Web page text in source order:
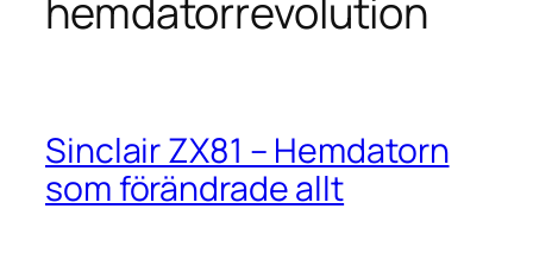
hemdatorrevolution
Sinclair ZX81 – Hemdatorn
som förändrade allt